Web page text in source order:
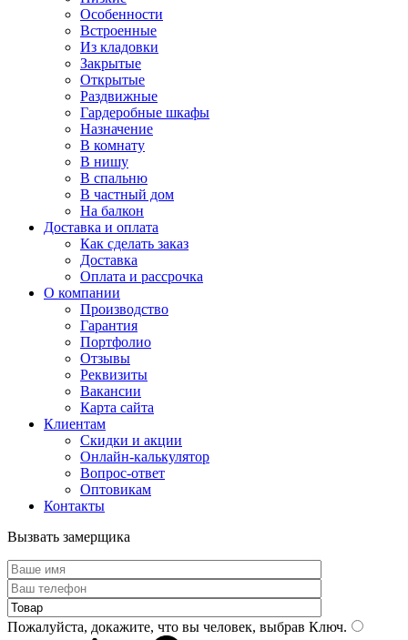
Особенности
Встроенные
Из кладовки
Закрытые
Открытые
Раздвижные
Гардеробные шкафы
Назначение
В комнату
В нишу
В спальню
В частный дом
На балкон
Доставка и оплата
Как сделать заказ
Доставка
Оплата и рассрочка
О компании
Производство
Гарантия
Портфолио
Отзывы
Реквизиты
Вакансии
Карта сайта
Клиентам
Скидки и акции
Онлайн-калькулятор
Вопрос-ответ
Оптовикам
Контакты
Вызвать замерщика
Пожалуйста, докажите, что вы человек, выбрав Ключ.